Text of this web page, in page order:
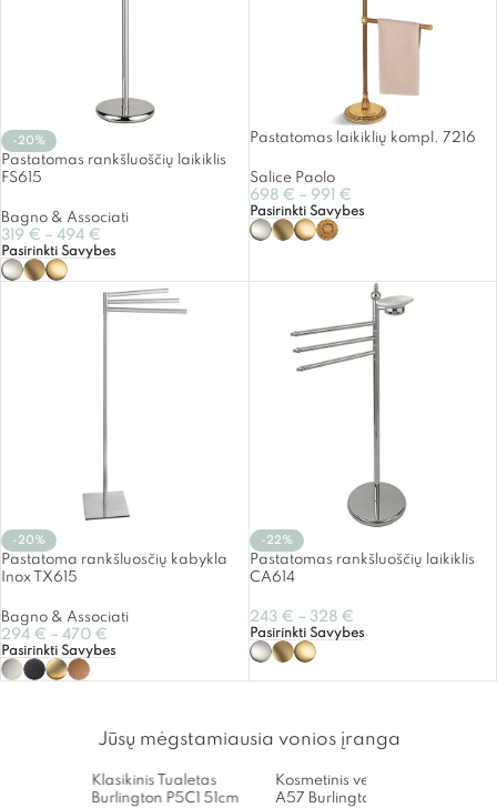
-20%
Pastatomas rankšluoščių laikiklis
FS615
Bagno & Associati
319 € – 494 €
Pasirinkti Savybes
Pastatomas laikiklių kompl. 7216
Salice Paolo
698 € – 991 €
Pasirinkti Savybes
-20%
Pastatoma rankšluosčių kabykla
Inox TX615
Bagno & Associati
294 € – 470 €
Pasirinkti Savybes
-22%
Pastatomas rankšluoščių laikiklis
CA614
243 € – 328 €
Pasirinkti Savybes
Jūsų mėgstamiausia vonios įranga
Klasikinis Tualetas
Burlington P5C1 51cm
Kosmetinis veidrodėlis
A57 Burlington